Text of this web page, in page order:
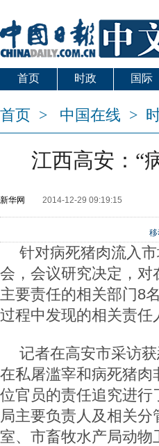
首页 时政 国际
首页 > 中国在线 >
江西高安：“
新华网 2014-12-29 09:19:15
移
针对病死猪肉流入
会，会议研究决定，
主要责任的相关部门8
过程中发现的相关责任
记者在高安市采访
在私屠滥宰和病死猪
位官员的责任追究进
局主要负责人及相关
室、市畜牧水产局动